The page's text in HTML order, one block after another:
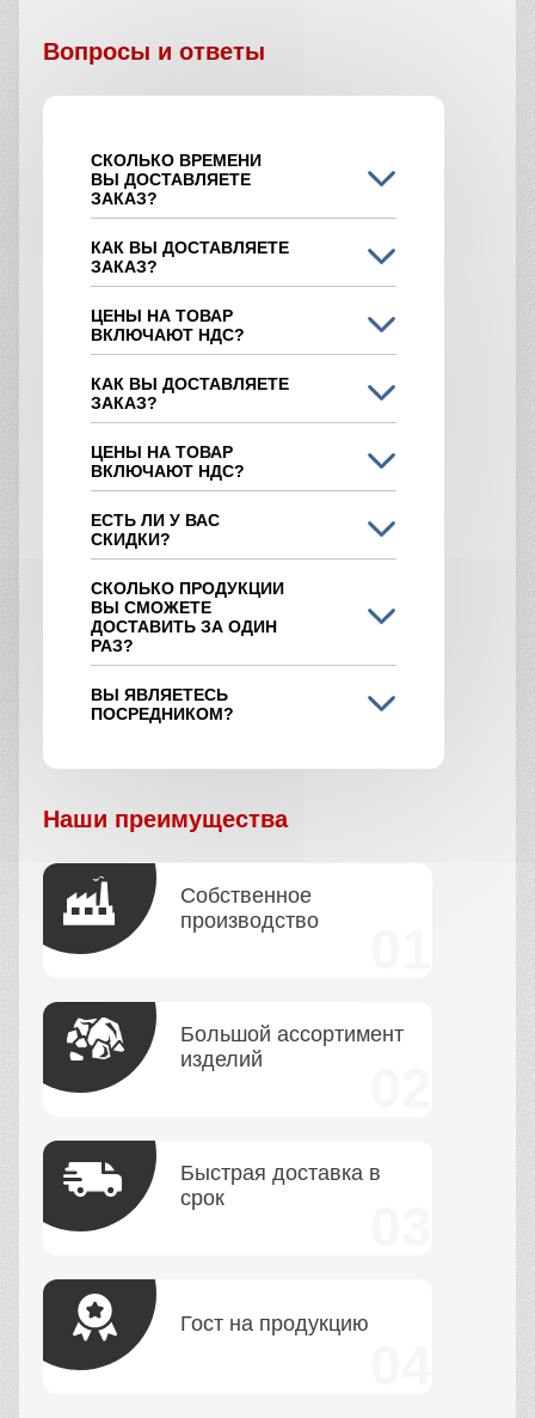
Вопросы и ответы
СКОЛЬКО ВРЕМЕНИ
ВЫ ДОСТАВЛЯЕТЕ
ЗАКАЗ?
КАК ВЫ ДОСТАВЛЯЕТЕ
ЗАКАЗ?
ЦЕНЫ НА ТОВАР
ВКЛЮЧАЮТ НДС?
КАК ВЫ ДОСТАВЛЯЕТЕ
ЗАКАЗ?
ЦЕНЫ НА ТОВАР
ВКЛЮЧАЮТ НДС?
ЕСТЬ ЛИ У ВАС
СКИДКИ?
СКОЛЬКО ПРОДУКЦИИ
ВЫ СМОЖЕТЕ
ДОСТАВИТЬ ЗА ОДИН
РАЗ?
ВЫ ЯВЛЯЕТЕСЬ
ПОСРЕДНИКОМ?
Наши преимущества
Собственное
производство
Большой ассортимент
изделий
Быстрая доставка в
срок
Гост на продукцию